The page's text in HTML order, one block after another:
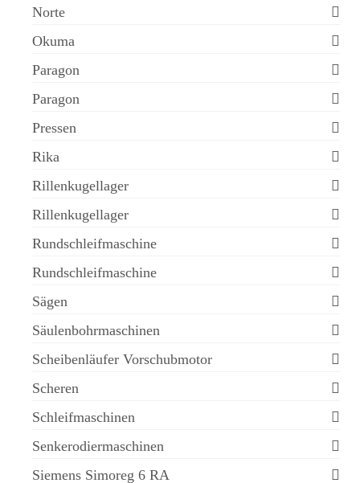
Norte
Okuma
Paragon
Paragon
Pressen
Rika
Rillenkugellager
Rillenkugellager
Rundschleifmaschine
Rundschleifmaschine
Sägen
Säulenbohrmaschinen
Scheibenläufer Vorschubmotor
Scheren
Schleifmaschinen
Senkerodiermaschinen
Siemens Simoreg 6 RA